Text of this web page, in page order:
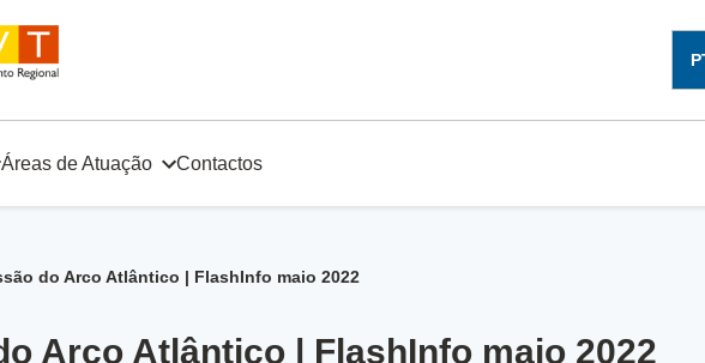
Áreas de Atuação Contactos
do Arco Atlântico | FlashInfo maio 2022
Arco Atlântico | FlashInfo maio 2022